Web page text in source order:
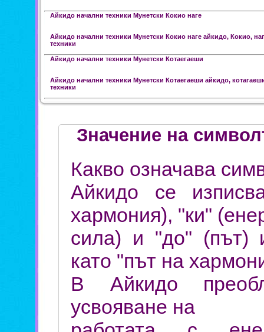
Айкидо начални техники Мунетски Кокио наге
Айкидо начални техники Мунетски Кокио наге айкидо, Кокио,
техники
Айкидо начални техники Мунетски Котаегаеши
Айкидо начални техники Мунетски Котаегаеши айкидо,
техники
Значение на
Какво означава
Айкидо се
хармония), "ки"
сила) и "до" (път)
като "път на
В Айкидо
усвояване на